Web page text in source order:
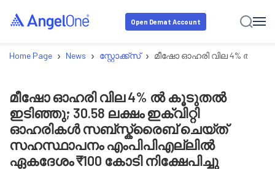
Open Demat Account
Home Page › News › സ്റ്റോക്ക്‌സ് › മീഷോ ഓഹരി വില 4% ൽ
മീഷോ ഓഹരി വില 4% ൽ കൂടുതൽ
ഇടിഞ്ഞു; 30.58 ലക്ഷം ഇക്വിറ്റി
ഓഹരികൾ സബ്സ്ക്രൈബ് ചെയ്ത്
സഹസ്ഥാപനം എംപിപിഎല്ലിൽ
ഏകദേശം ₹100 കോടി നിക്ഷേപിച്ചു